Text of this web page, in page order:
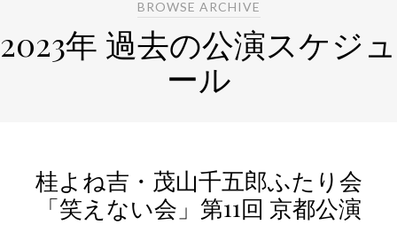
BROWSE ARCHIVE
2023年 過去の公演スケジュ
ール
桂よね吉・茂山千五郎ふたり会
「笑えない会」第11回 京都公演